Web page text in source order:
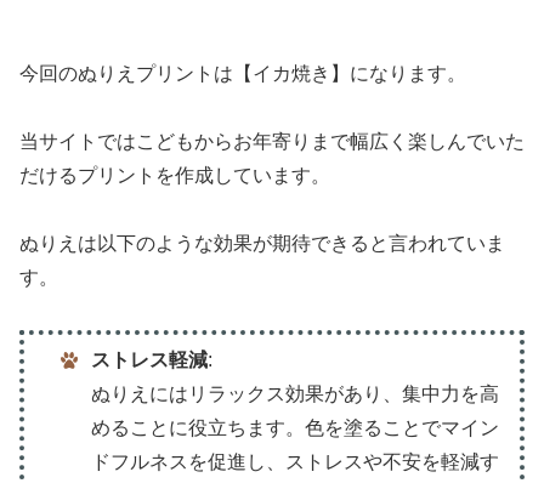
今回のぬりえプリントは【イカ焼き】になります。
当サイトではこどもからお年寄りまで幅広く楽しんでいた
だけるプリントを作成しています。
ぬりえは以下のような効果が期待できると言われていま
す。
ストレス軽減:
ぬりえにはリラックス効果があり、集中力を高
めることに役立ちます。色を塗ることでマイン
ドフルネスを促進し、ストレスや不安を軽減す